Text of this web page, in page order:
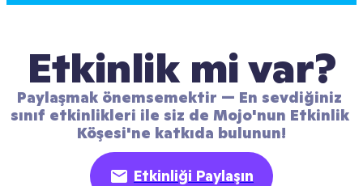
Etkinlik mi var?
Paylaşmak önemsemektir — En sevdiğiniz
sınıf etkinlikleri ile siz de Mojo'nun Etkinlik
Köşesi'ne katkıda bulunun!
Etkinliği Paylaşın